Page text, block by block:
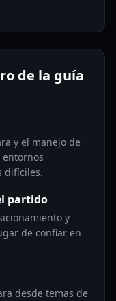
de la guía
y el manejo de
difíciles.
partido
y
de confiar en
desde temas de